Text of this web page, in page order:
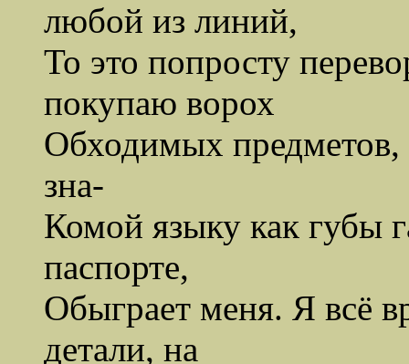
любой из линий,
То это попросту
покупаю ворох
Обходимых предметов,
зна-
Комой языку как губы
паспорте,
Обыграет меня. Я всё
детали, на